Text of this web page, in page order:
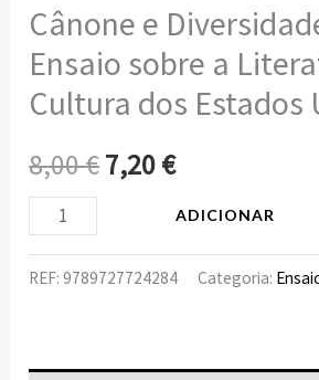
Cânone e
Ensaio sobre a
Cultura dos Estados
8,00€7,20€
ADICIONAR
REF:9789727724284 Categoria: